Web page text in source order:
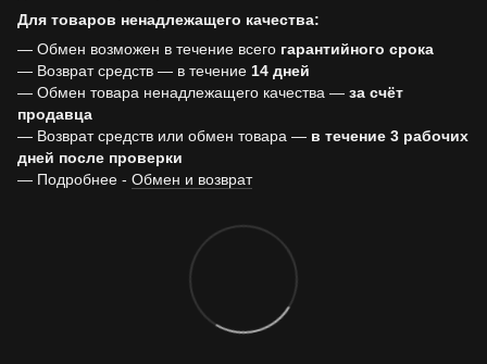
Для товаров ненадлежащего качества:
— Обмен возможен в течение всего гарантийного срока
— Возврат средств — в течение 14 дней
— Обмен товара ненадлежащего качества — за счёт
продавца
— Возврат средств или обмен товара — в течение 3 рабочих
дней после проверки
— Подробнее - Обмен и возврат